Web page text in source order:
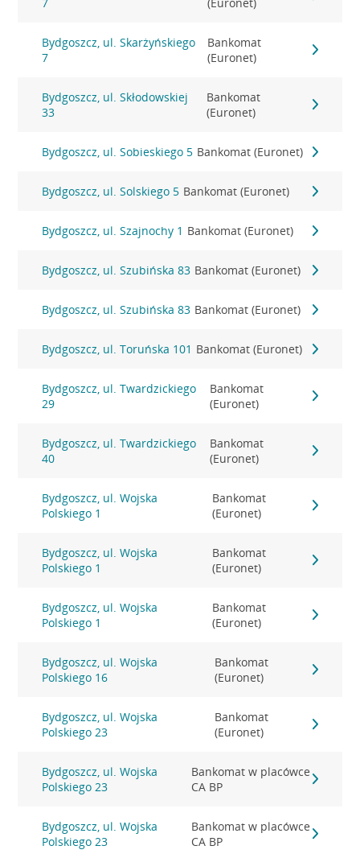
Bydgoszcz, ul. Skarżyńskiego
7
Bankomat
(Euronet)
Bydgoszcz, ul. Skłodowskiej
33
Bankomat
(Euronet)
Bydgoszcz, ul. Sobieskiego 5 Bankomat (Euronet)
Bydgoszcz, ul. Solskiego 5 Bankomat (Euronet)
Bydgoszcz, ul. Szajnochy 1 Bankomat (Euronet)
Bydgoszcz, ul. Szubińska 83 Bankomat (Euronet)
Bydgoszcz, ul. Szubińska 83 Bankomat (Euronet)
Bydgoszcz, ul. Toruńska 101 Bankomat (Euronet)
Bydgoszcz, ul. Twardzickiego
29
Bankomat
(Euronet)
Bydgoszcz, ul. Twardzickiego
40
Bankomat
(Euronet)
Bydgoszcz, ul. Wojska
Polskiego 1
Bankomat
(Euronet)
Bydgoszcz, ul. Wojska
Polskiego 1
Bankomat
(Euronet)
Bydgoszcz, ul. Wojska
Polskiego 1
Bankomat
(Euronet)
Bydgoszcz, ul. Wojska
Polskiego 16
Bankomat
(Euronet)
Bydgoszcz, ul. Wojska
Polskiego 23
Bankomat
(Euronet)
Bydgoszcz, ul. Wojska
Polskiego 23
Bankomat w placówce
CA BP
Bydgoszcz, ul. Wojska
Polskiego 23
Bankomat w placówce
CA BP